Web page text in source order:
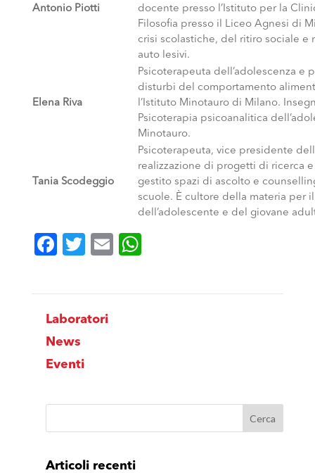
Antonio Piotti
docente presso l’Istituto per la
Filosofia presso il Liceo Agnesi di
crisi scolastiche, del ritiro sociale
auto lesivi.
Elena Riva
Psicoterapeuta dell’adolescenza e
disturbi del comportamento
l’Istituto Minotauro di Milano.
Psicoterapia psicoanalitica
Minotauro.
Tania Scodeggio
Psicoterapeuta, vice presidente
realizzazione di progetti di ricerca
gestito spazi di ascolto e
scuole. È cultore della materia per
dell’adolescente e del giovane
Facebook
Twitter
Email
Laboratori
News
Eventi
Articoli recenti